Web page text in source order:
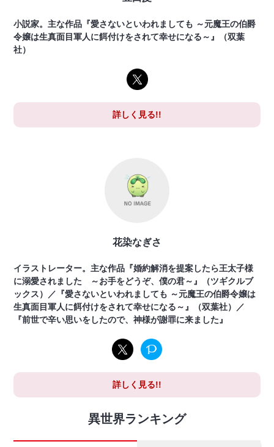
小説家。主な作品『愛さないといわれましても ～元魔王の伯爵
令嬢は生真面目軍人に餌付けをされて幸せになる～』（双葉
社）
詳しく見る!!
花染なぎさ
イラストレーター。主な作品『婚約解消を提案したら王太子様
に溺愛されました ～お手をどうぞ、僕の君～』（ツギクルブ
ックス）／『愛さないといわれましても ～元魔王の伯爵令嬢は
生真面目軍人に餌付けをされて幸せになる～』（双葉社）／
『前世で辛い思いをしたので、神様が謝罪に来ました』
詳しく見る!!
異世界ランキング